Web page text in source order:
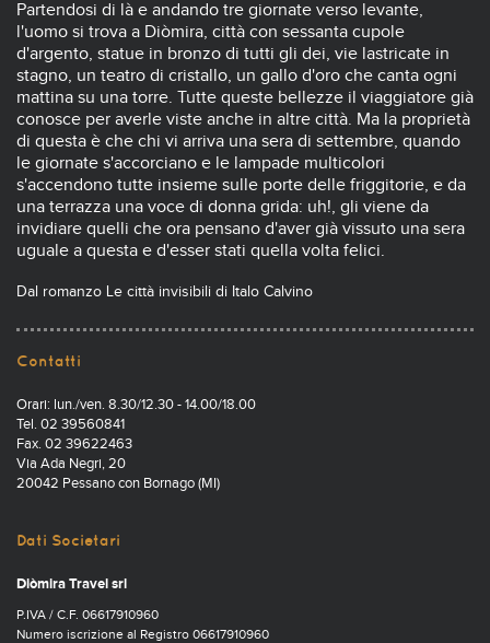
Partendosi di là e andando tre giornate verso levante,
l'uomo si trova a Diòmira, città con sessanta cupole
d'argento, statue in bronzo di tutti gli dei, vie lastricate in
stagno, un teatro di cristallo, un gallo d'oro che canta ogni
mattina su una torre. Tutte queste bellezze il viaggiatore già
conosce per averle viste anche in altre città. Ma la proprietà
di questa è che chi vi arriva una sera di settembre, quando
le giornate s'accorciano e le lampade multicolori
s'accendono tutte insieme sulle porte delle friggitorie, e da
una terrazza una voce di donna grida: uh!, gli viene da
invidiare quelli che ora pensano d'aver già vissuto una sera
uguale a questa e d'esser stati quella volta felici.
Dal romanzo Le città invisibili di Italo Calvino
Contatti
Orari: lun./ven. 8.30/12.30 - 14.00/18.00
Tel. 02 39560841
Fax. 02 39622463
Via Ada Negri, 20
20042 Pessano con Bornago (MI)
Dati Societari
Diòmira Travel srl
P.IVA / C.F. 06617910960
Numero iscrizione al Registro 06617910960